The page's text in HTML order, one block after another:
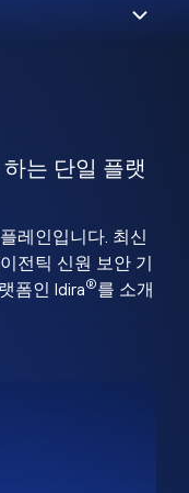
하는 단일 플랫
레인입니다. 최신
전틱 신원 보안 기
폼인 Idira®를 소개